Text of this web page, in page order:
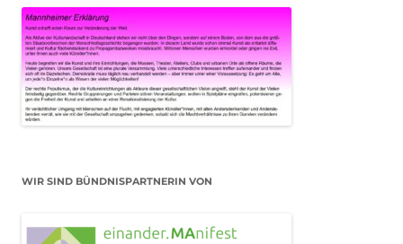
WIR SIND BÜNDNISPARTNERIN VON